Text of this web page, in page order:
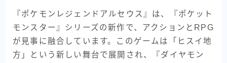
『ポケモンレジェンドアルセウス』は、『ポケット
モンスター』シリーズの新作で、アクションとRPG
が見事に融合しています。このゲームは「ヒスイ地
方」という新しい舞台で展開され、『ダイヤモン